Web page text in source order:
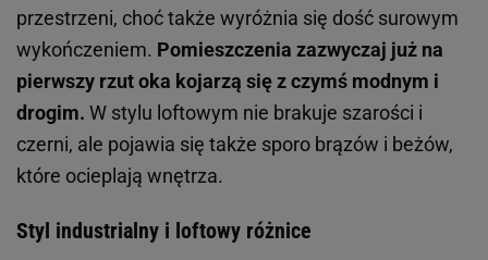
przestrzeni, choć także wyróżnia się dość surowym
wykończeniem. Pomieszczenia zazwyczaj już na
pierwszy rzut oka kojarzą się z czymś modnym i
drogim. W stylu loftowym nie brakuje szarości i
czerni, ale pojawia się także sporo brązów i beżów,
które ocieplają wnętrza.
Styl industrialny i loftowy różnice